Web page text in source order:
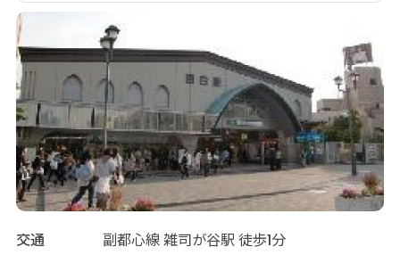
交通
副都心線 雑司が谷駅 徒歩1分